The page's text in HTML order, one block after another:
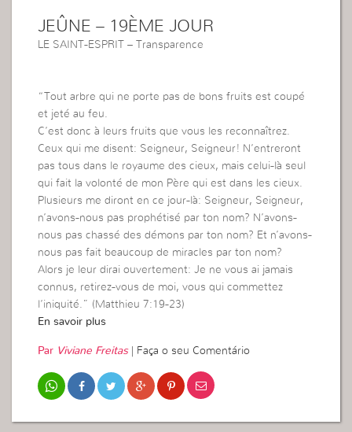
JEÛNE – 19ÈME JOUR
LE SAINT-ESPRIT – Transparence
“Tout arbre qui ne porte pas de bons fruits est coupé
et jeté au feu.
C’est donc à leurs fruits que vous les reconnaîtrez.
Ceux qui me disent: Seigneur, Seigneur! N’entreront
pas tous dans le royaume des cieux, mais celui-là seul
qui fait la volonté de mon Père qui est dans les cieux.
Plusieurs me diront en ce jour-là: Seigneur, Seigneur,
n’avons-nous pas prophétisé par ton nom? N’avons-
nous pas chassé des démons par ton nom? Et n’avons-
nous pas fait beaucoup de miracles par ton nom?
Alors je leur dirai ouvertement: Je ne vous ai jamais
connus, retirez-vous de moi, vous qui commettez
l’iniquité.” (Matthieu 7:19-23)
En savoir plus
Par Viviane Freitas| Faça o seu Comentário